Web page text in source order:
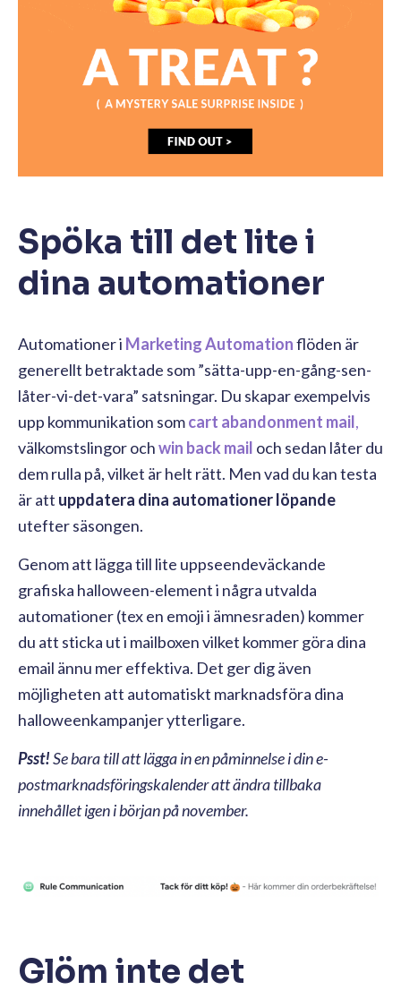
Spöka till det lite i
dina automationer
Automationer i Marketing Automationflöden är
generellt betraktade som ”sätta-upp-en-gång-sen-
låter-vi-det-vara” satsningar. Du skapar exempelvis
upp kommunikation somcart abandonment mail,
välkomstslingor ochwin back mail och sedan låter du
dem rulla på, vilket är helt rätt. Men vad du kan testa
är att uppdatera dina automationer löpande
utefter säsongen.
Genom att lägga till lite uppseendeväckande
grafiska halloween-element i några utvalda
automationer (tex en emoji i ämnesraden) kommer
du att sticka ut i mailboxen vilket kommer göra dina
email ännu mer effektiva. Det ger dig även
möjligheten att automatiskt marknadsföra dina
halloweenkampanjer ytterligare.
Psst!Se bara till att lägga in en påminnelse i din e-
postmarknadsföringskalender att ändra tillbaka
innehållet igen i början på november.
Glöm inte det